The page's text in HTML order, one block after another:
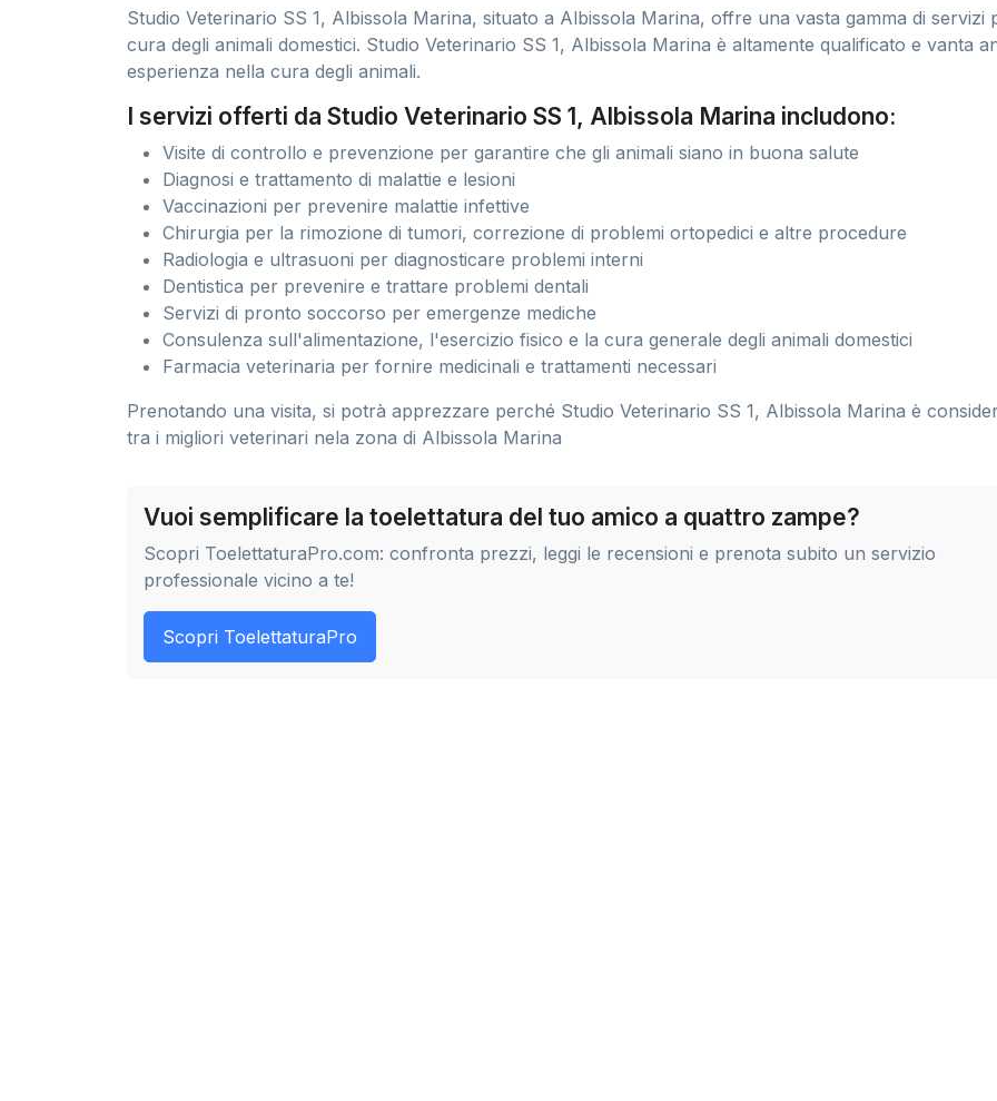
Studio Veterinario SS 1, Albissola Marina, situato a Albissola Marina, offre una vasta gamma di servizi
cura degli animali domestici. Studio Veterinario SS 1, Albissola Marina è altamente qualificato e vanta
esperienza nella cura degli animali.
I servizi offerti da Studio Veterinario SS 1, Albissola Marina includono:
Visite di controllo e prevenzione per garantire che gli animali siano in buona salute
Diagnosi e trattamento di malattie e lesioni
Vaccinazioni per prevenire malattie infettive
Chirurgia per la rimozione di tumori, correzione di problemi ortopedici e altre procedure
Radiologia e ultrasuoni per diagnosticare problemi interni
Dentistica per prevenire e trattare problemi dentali
Servizi di pronto soccorso per emergenze mediche
Consulenza sull'alimentazione, l'esercizio fisico e la cura generale degli animali domestici
Farmacia veterinaria per fornire medicinali e trattamenti necessari
Prenotando una visita, si potrà apprezzare perché Studio Veterinario SS 1, Albissola Marina è
tra i migliori veterinari nela zona di Albissola Marina
Vuoi semplificare la toelettatura del tuo amico a quattro zampe?
Scopri ToelettaturaPro.com: confronta prezzi, leggi le recensioni e prenota subito un servizio
professionale vicino a te!
Scopri ToelettaturaPro